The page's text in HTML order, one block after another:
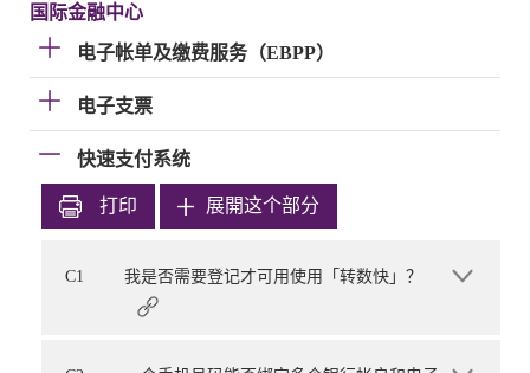
国际金融中心
电子帐单及缴费服务（EBPP）
电子支票
快速支付系统
打印 展開这个部分
C1 我是否需要登记才可用使用「转数快」？